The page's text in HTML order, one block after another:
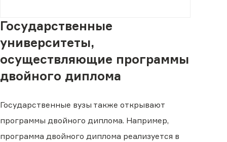
Государственные
университеты,
осуществляющие программы
двойного диплома
Государственные вузы также открывают
программы двойного диплома. Например,
программа двойного диплома реализуется в